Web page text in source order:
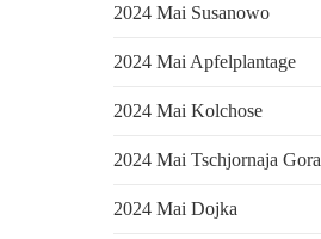
2024 Mai Susanowo
2024 Mai Apfelplantage
2024 Mai Kolchose
2024 Mai Tschjornaja Gora
2024 Mai Dojka